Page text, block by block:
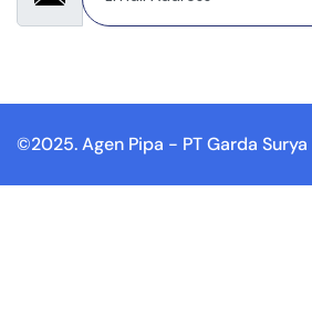
©2025. Agen Pipa - PT Garda